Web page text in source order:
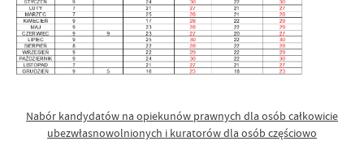
Nabór kandydatów na opiekunów prawnych dla osób całkowicie
ubezwłasnowolnionych i kuratorów dla osób częściowo